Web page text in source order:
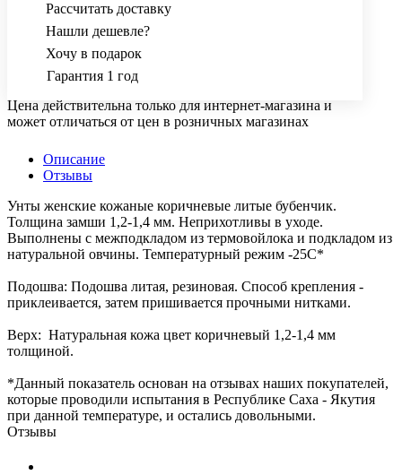
Рассчитать доставку
Нашли дешевле?
Хочу в подарок
Гарантия 1 год
Цена действительна только для интернет-магазина и
может отличаться от цен в розничных магазинах
Описание
Отзывы
Унты женские кожаные коричневые литые бубенчик.
Толщина замши 1,2-1,4 мм. Неприхотливы в уходе.
Выполнены с межподкладом из термовойлока и подкладом из
натуральной овчины. Температурный режим -25С*
Подошва: Подошва литая, резиновая. Способ крепления -
приклеивается, затем пришивается прочными нитками.
Верх: Натуральная кожа цвет коричневый 1,2-1,4 мм
толщиной.
*Данный показатель основан на отзывах наших покупателей,
которые проводили испытания в Республике Саха - Якутия
при данной температуре, и остались довольными.
Отзывы